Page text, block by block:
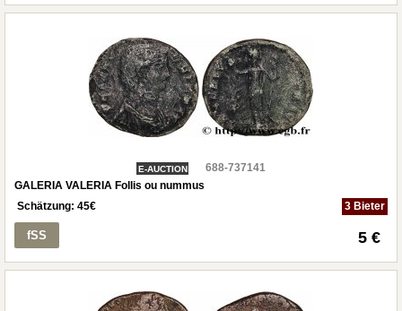
E-AUCTION
688-737141
GALERIA VALERIA Follis ou nummus
Schätzung: 45€ 3 Bieter
fSS 5 €